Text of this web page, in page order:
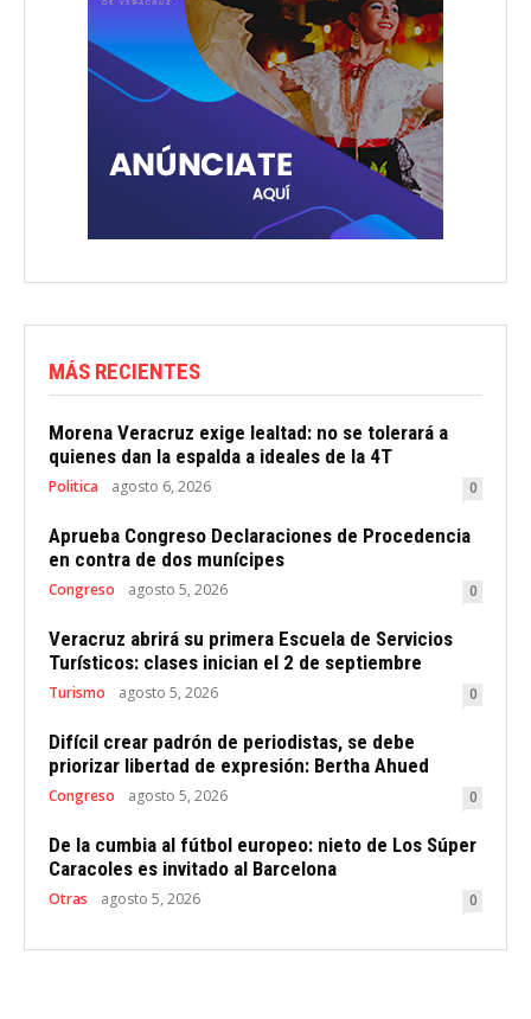
MÁS RECIENTES
Morena Veracruz exige lealtad: no se tolerará a
quienes dan la espalda a ideales de la 4T
Politica agosto 6, 2026 0
Aprueba Congreso Declaraciones de Procedencia
en contra de dos munícipes
Congreso agosto 5, 2026 0
Veracruz abrirá su primera Escuela de Servicios
Turísticos: clases inician el 2 de septiembre
Turismo agosto 5, 2026 0
Difícil crear padrón de periodistas, se debe
priorizar libertad de expresión: Bertha Ahued
Congreso agosto 5, 2026 0
De la cumbia al fútbol europeo: nieto de Los Súper
Caracoles es invitado al Barcelona
Otras agosto 5, 2026 0